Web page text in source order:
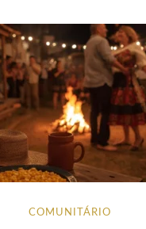
COMUNITÁRIO